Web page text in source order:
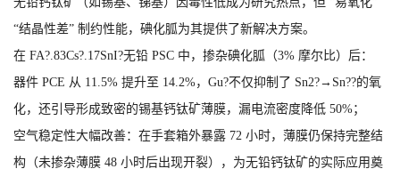
“结晶性差” 制约性能，碘化胍为其提供了新解决方案。
在 FA?.83Cs?.17SnI?无铅 PSC 中，掺杂碘化胍（3% 摩尔比）后：
器件 PCE 从 11.5% 提升至 14.2%，Gu?不仅抑制了 Sn2?→Sn??的氧
化，还引导形成致密的锡基钙钛矿薄膜，漏电流密度降低 50%；
空气稳定性大幅改善：在手套箱外暴露 72 小时，薄膜仍保持完整结
构（未掺杂薄膜 48 小时后出现开裂），为无铅钙钛矿的实际应用奠